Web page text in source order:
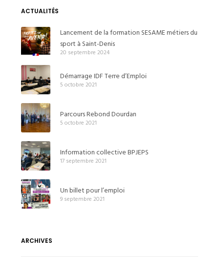
ACTUALITÉS
Lancement de la formation SESAME métiers du
sport à Saint-Denis
20 septembre 2024
Démarrage IDF Terre d’Emploi
5 octobre 2021
Parcours Rebond Dourdan
5 octobre 2021
Information collective BPJEPS
17 septembre 2021
Un billet pour l’emploi
9 septembre 2021
ARCHIVES